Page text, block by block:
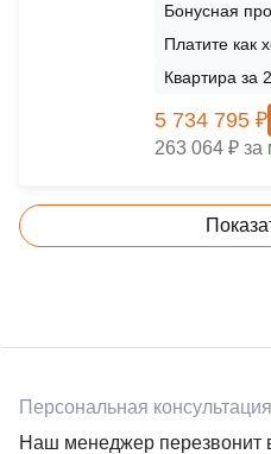
Бонусная
Платите как
Квартира за
5 734 795 ₽
263 064 ₽ за
Персональная консультация
Наш менеджер перезвонит